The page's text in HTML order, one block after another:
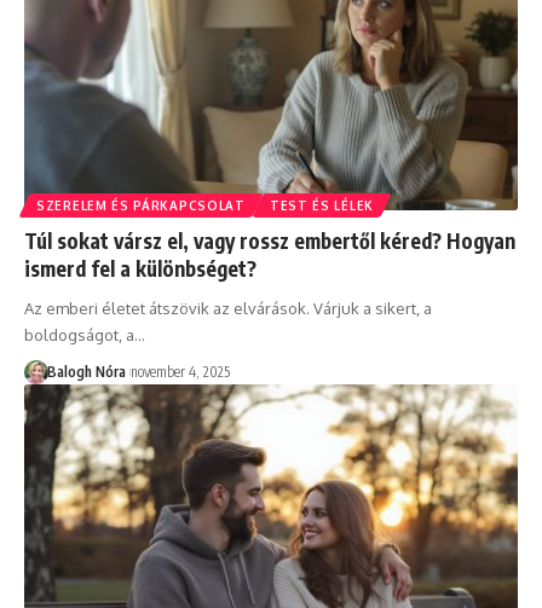
SZERELEM ÉS PÁRKAPCSOLAT TEST ÉS LÉLEK
Túl sokat vársz el, vagy rossz embertől kéred? Hogyan
ismerd fel a különbséget?
Az emberi életet átszövik az elvárások. Várjuk a sikert, a
boldogságot, a…
Balogh Nóra november 4, 2025